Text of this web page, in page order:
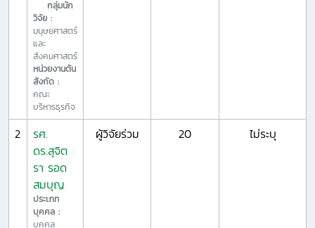
กลุ่มนัก
วิจัย :
มนุษยศาสตร์
และ
สังคมศาสตร์
หน่วยงานต้น
สังกัด :
คณะ
บริหารธุรกิจ
2
รศ.
ดร.สุจิต
รา รอด
สมบุญ
ประเภท
บุคคล :
บุคคล
ผู้วิจัยร่วม 20 ไม่ระบุ